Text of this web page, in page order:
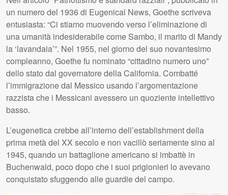
un numero del 1936 di Eugenical News, Goethe scriveva
entusiasta: “Ci stiamo muovendo verso l’eliminazione di
una umanità indesiderabile come Sambo, il marito di Mandy
la ‘lavandaia’”. Nel 1955, nel giorno del suo novantesimo
compleanno, Goethe fu nominato “cittadino numero uno”
dello stato dal governatore della California. Combatté
l’immigrazione dal Messico usando l’argomentazione
razzista che i Messicani avessero un quoziente intellettivo
basso.
L’eugenetica crebbe all’interno dell’establishment della
prima metà del XX secolo e non vacillò seriamente sino al
1945, quando un battaglione americano si imbattè in
Buchenwald, poco dopo che i suoi prigionieri lo avevano
conquistato sfuggendo alle guardie del campo.